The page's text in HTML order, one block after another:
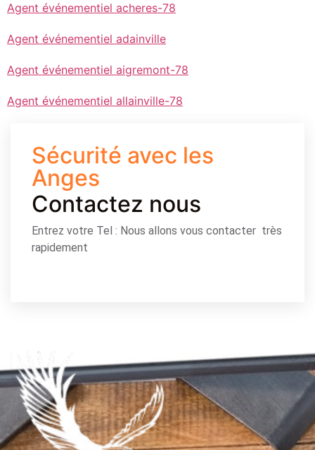
Agent événementiel acheres-78
Agent événementiel adainville
Agent événementiel aigremont-78
Agent événementiel allainville-78
Sécurité avec les
Anges
Contactez nous
Entrez votre Tel : Nous allons vous contacter très
rapidement